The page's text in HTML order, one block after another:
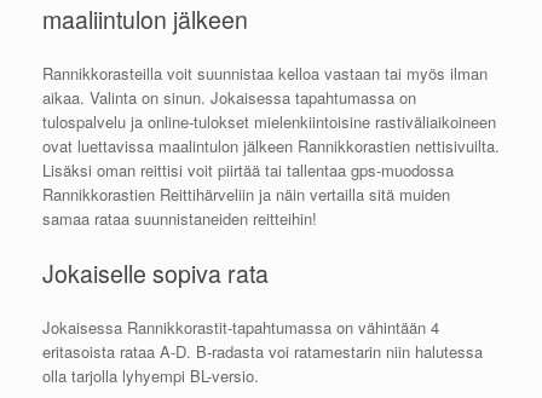
maaliintulon jälkeen
Rannikkorasteilla voit suunnistaa kelloa vastaan tai myös ilman
aikaa. Valinta on sinun. Jokaisessa tapahtumassa on
tulospalvelu ja online-tulokset mielenkiintoisine rastiväliaikoineen
ovat luettavissa maalintulon jälkeen Rannikkorastien nettisivuilta.
Lisäksi oman reittisi voit piirtää tai tallentaa gps-muodossa
Rannikkorastien Reittihärveliin ja näin vertailla sitä muiden
samaa rataa suunnistaneiden reitteihin!
Jokaiselle sopiva rata
Jokaisessa Rannikkorastit-tapahtumassa on vähintään 4
eritasoista rataa A-D. B-radasta voi ratamestarin niin halutessa
olla tarjolla lyhyempi BL-versio.